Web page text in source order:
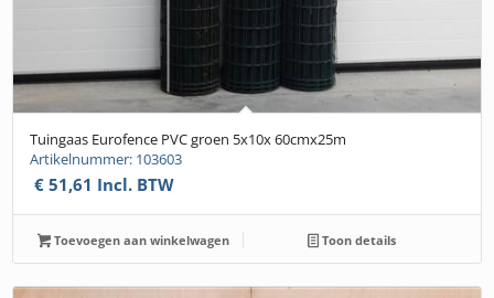
Tuingaas Eurofence PVC groen 5x10x 60cmx25m
Artikelnummer: 103603
€ 51,61 Incl. BTW
Toevoegen aan winkelwagen Toon details